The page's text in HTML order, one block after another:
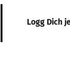
Logg Dich